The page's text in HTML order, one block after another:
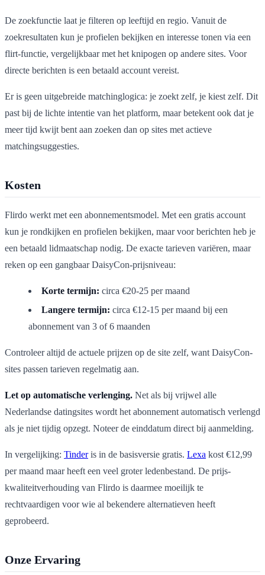
De zoekfunctie laat je filteren op leeftijd en regio. Vanuit de
zoekresultaten kun je profielen bekijken en interesse tonen via een
flirt-functie, vergelijkbaar met het knipogen op andere sites. Voor
directe berichten is een betaald account vereist.
Er is geen uitgebreide matchinglogica: je zoekt zelf, je kiest zelf. Dit
past bij de lichte intentie van het platform, maar betekent ook dat je
meer tijd kwijt bent aan zoeken dan op sites met actieve
matchingsuggesties.
Kosten
Flirdo werkt met een abonnementsmodel. Met een gratis account
kun je rondkijken en profielen bekijken, maar voor berichten heb je
een betaald lidmaatschap nodig. De exacte tarieven variëren, maar
reken op een gangbaar DaisyCon-prijsniveau:
Korte termijn: circa €20-25 per maand
Langere termijn: circa €12-15 per maand bij een
abonnement van 3 of 6 maanden
Controleer altijd de actuele prijzen op de site zelf, want DaisyCon-
sites passen tarieven regelmatig aan.
Let op automatische verlenging. Net als bij vrijwel alle
Nederlandse datingsites wordt het abonnement automatisch verlengd
als je niet tijdig opzegt. Noteer de einddatum direct bij aanmelding.
In vergelijking: Tinderis in de basisversie gratis. Lexa kost €12,99
per maand maar heeft een veel groter ledenbestand. De prijs-
kwaliteitverhouding van Flirdo is daarmee moeilijk te
rechtvaardigen voor wie al bekendere alternatieven heeft
geprobeerd.
Onze Ervaring